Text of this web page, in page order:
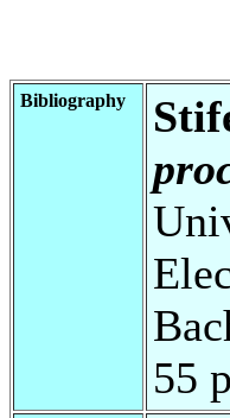
Bibliography
55